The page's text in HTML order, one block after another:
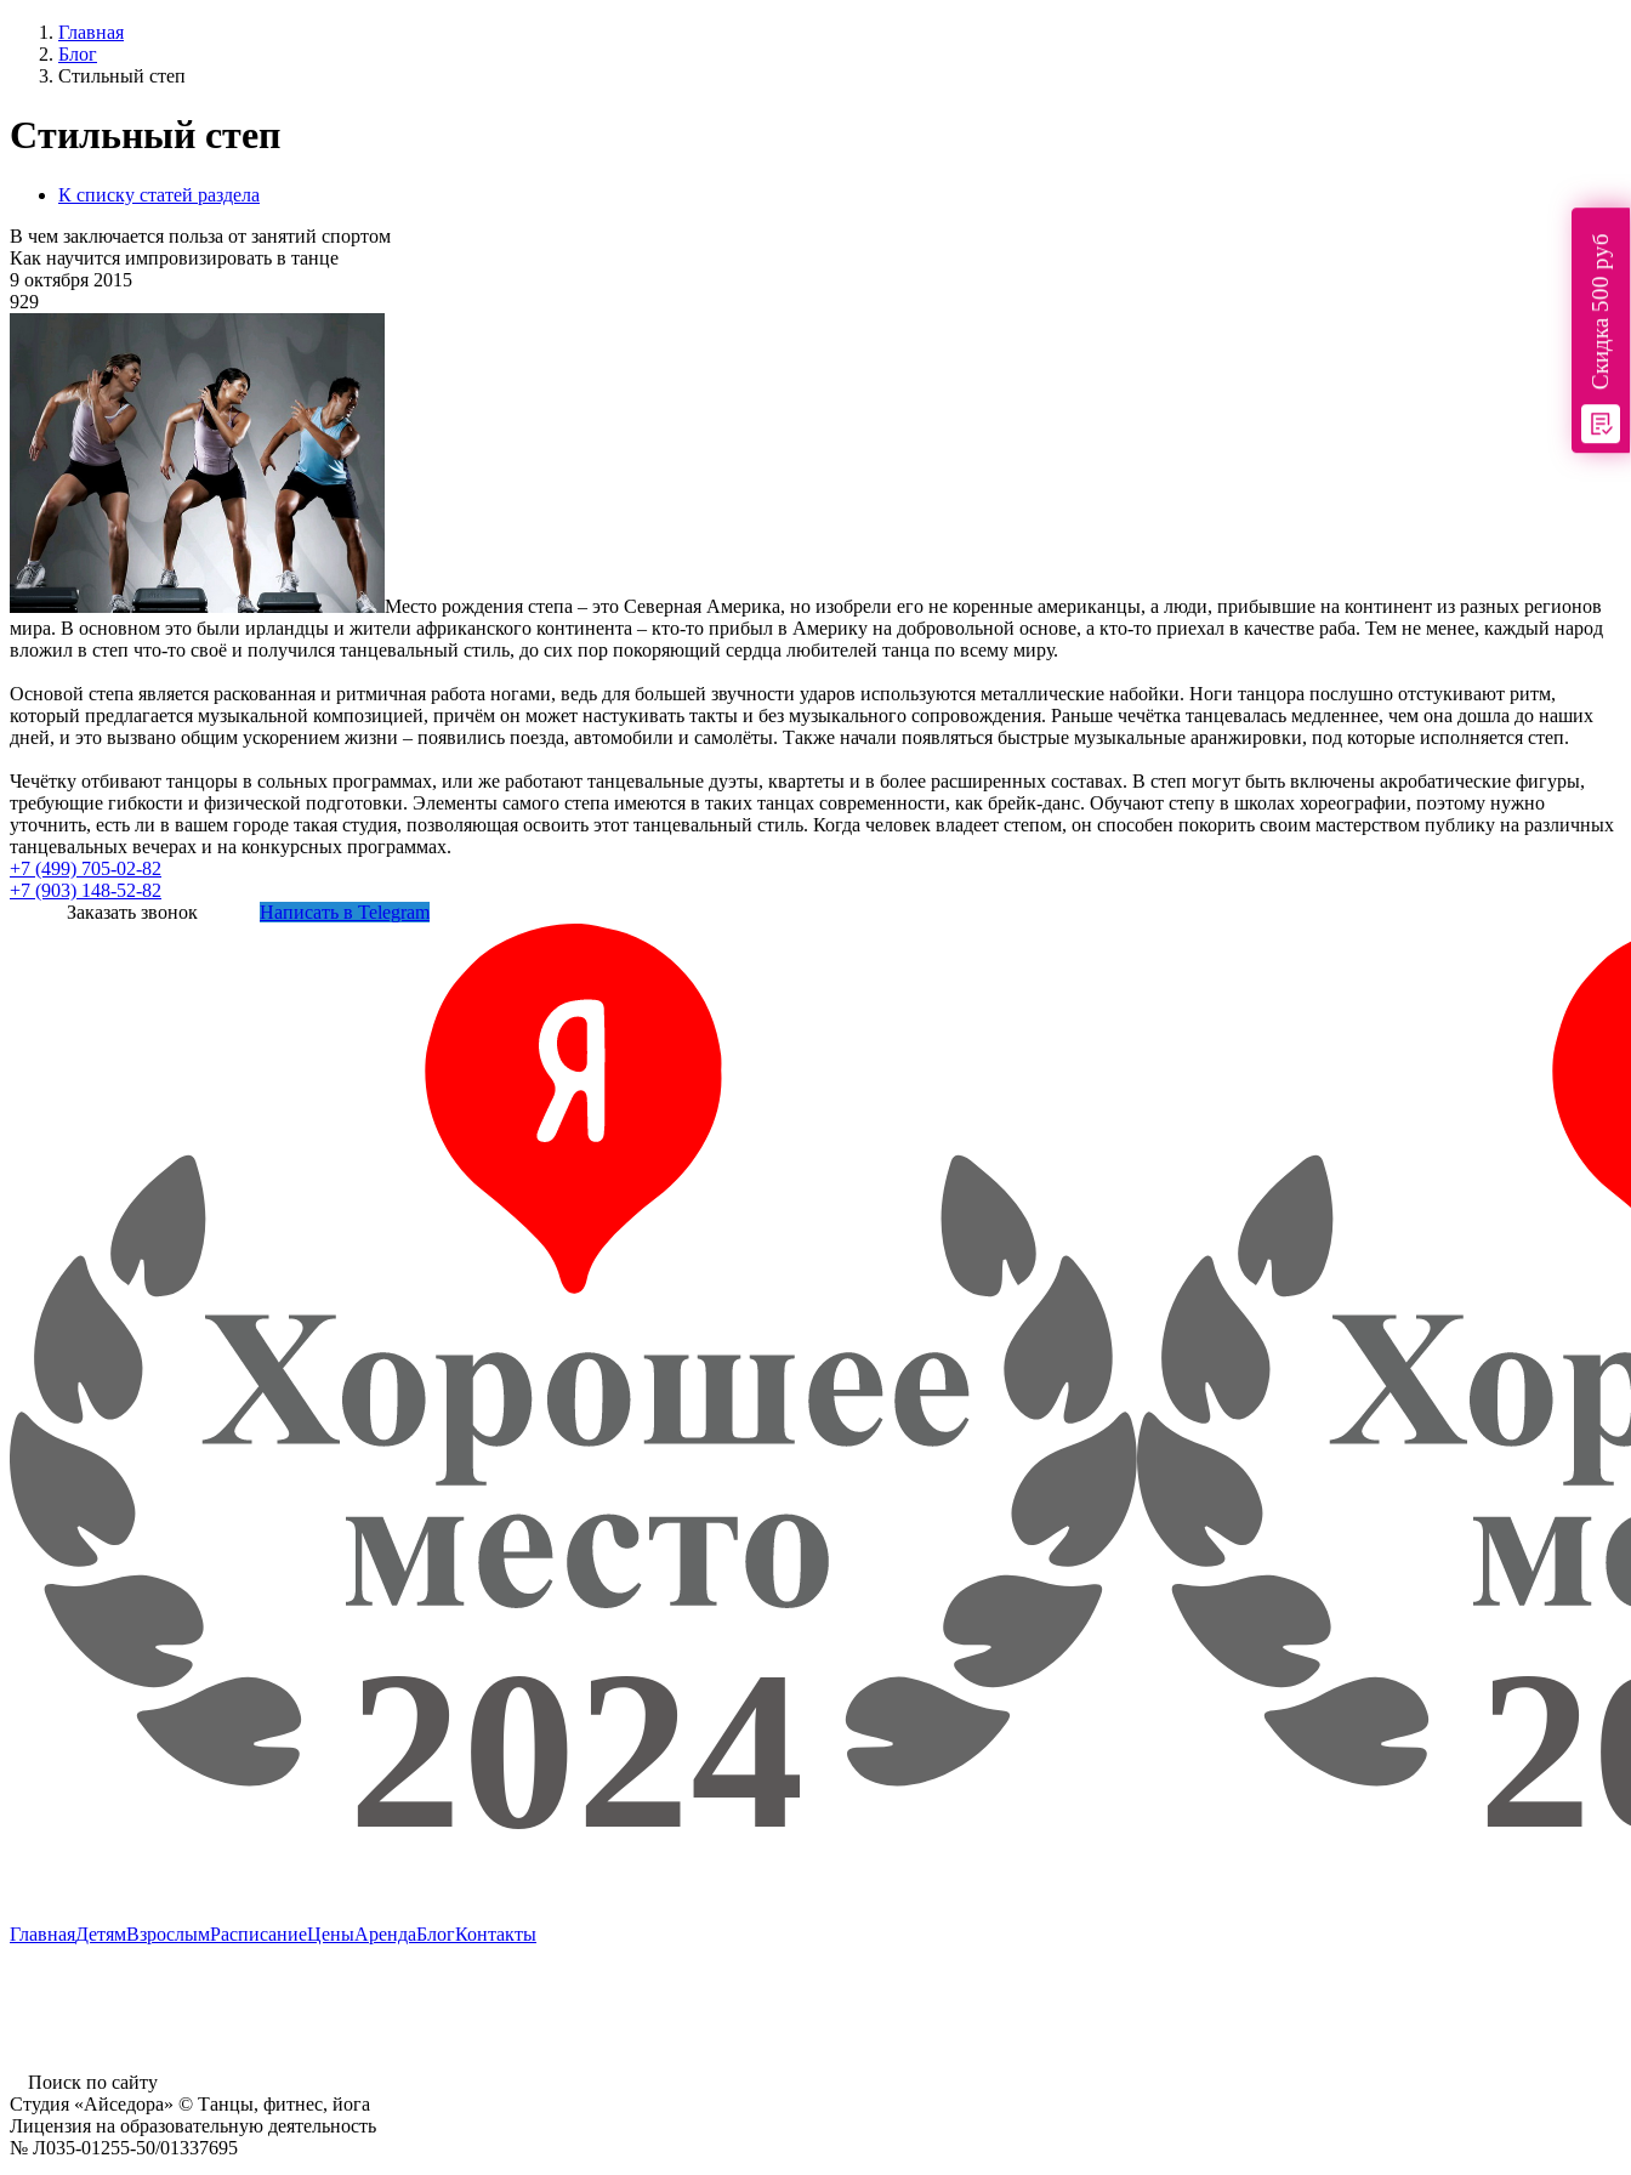
Главная
Блог
Стильный степ
Стильный степ
К списку статей раздела
В чем заключается польза от занятий спортом
Как научится импровизировать в танце
9 октября 2015
929
Место рождения степа – это Северная Америка, но изобрели его не коренные американцы, а люди, прибывшие на континент из разных регионов
мира. В основном это были ирландцы и жители африканского континента – кто-то прибыл в Америку на добровольной основе, а кто-то приехал в качестве раба. Тем не менее, каждый народ
вложил в степ что-то своё и получился танцевальный стиль, до сих пор покоряющий сердца любителей танца по всему миру.
Основой степа является раскованная и ритмичная работа ногами, ведь для большей звучности ударов используются металлические набойки. Ноги танцора послушно отстукивают ритм,
который предлагается музыкальной композицией, причём он может настукивать такты и без музыкального сопровождения. Раньше чечётка танцевалась медленнее, чем она дошла до наших
дней, и это вызвано общим ускорением жизни – появились поезда, автомобили и самолёты. Также начали появляться быстрые музыкальные аранжировки, под которые исполняется степ.
Чечётку отбивают танцоры в сольных программах, или же работают танцевальные дуэты, квартеты и в более расширенных составах. В степ могут быть включены акробатические фигуры,
требующие гибкости и физической подготовки. Элементы самого степа имеются в таких танцах современности, как брейк-данс. Обучают степу в школах хореографии, поэтому нужно
уточнить, есть ли в вашем городе такая студия, позволяющая освоить этот танцевальный стиль. Когда человек владеет степом, он способен покорить своим мастерством публику на различных
танцевальных вечерах и на конкурсных программах.
+7 (499) 705-02-82
+7 (903) 148-52-82
Заказать звонок
Написать в Telegram
ГлавнаяДетямВзрослымРасписаниеЦеныАрендаБлогКонтакты
Поиск по сайту
Студия «Айседора» © Танцы, фитнес, йога
Лицензия на образовательную деятельность
№ Л035-01255-50/01337695
Скидка 500 руб